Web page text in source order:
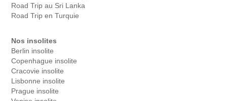
Road Trip au Sri Lanka
Road Trip en Turquie
Nos insolites
Berlin insolite
Copenhague insolite
Cracovie insolite
Lisbonne insolite
Prague insolite